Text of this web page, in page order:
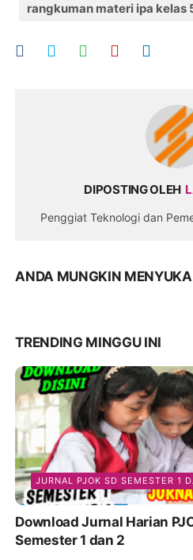
rangkuman materi ipa kelas
DIPOSTING OLEH
Penggiat Teknologi dan
ANDA MUNGKIN
TRENDING MINGGU INI
JURNAL PJOK SD SEMESTER 1
Download Jurnal Harian
Semester 1 dan 2